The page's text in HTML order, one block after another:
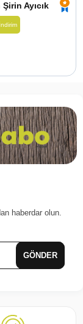
Ayıcık
İndirim
haberdar olun.
GÖNDER